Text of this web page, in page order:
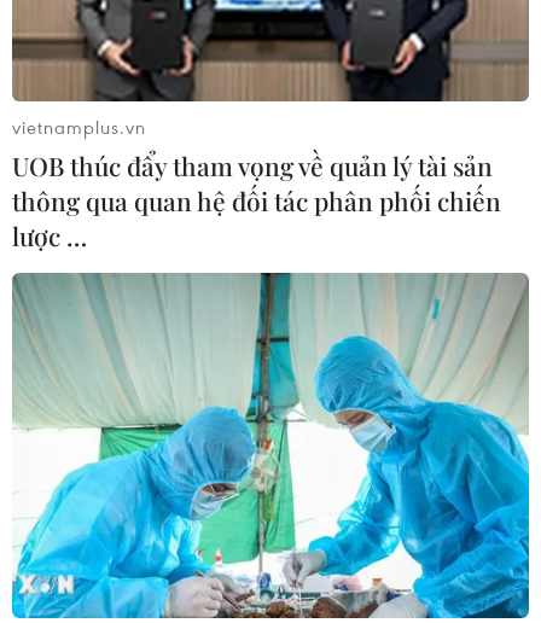
#COVID-19
#biến thể Omicron
#tiêm mũi vaccine thứ 4
#bệnh nhân COVID-19 thể nặng
Theo dõi VietnamPlus
vietnamplus.vn
UOB thúc đẩy tham vọng về quản lý tài sản
thông qua quan hệ đối tác phân phối chiến
lược …